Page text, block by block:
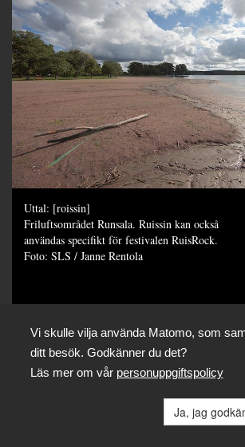
Uttal: [roissin]
Friluftsområdet Runsala. Ruissin kan också
användas specifikt för festivalen RuisRock.
Foto: SLS / Janne Rentola
Vi skulle vilja använda Matomo, som
ditt besök. Godkänner du det?
Läs mer om vår personuppgiftspolicy
Ja, jag